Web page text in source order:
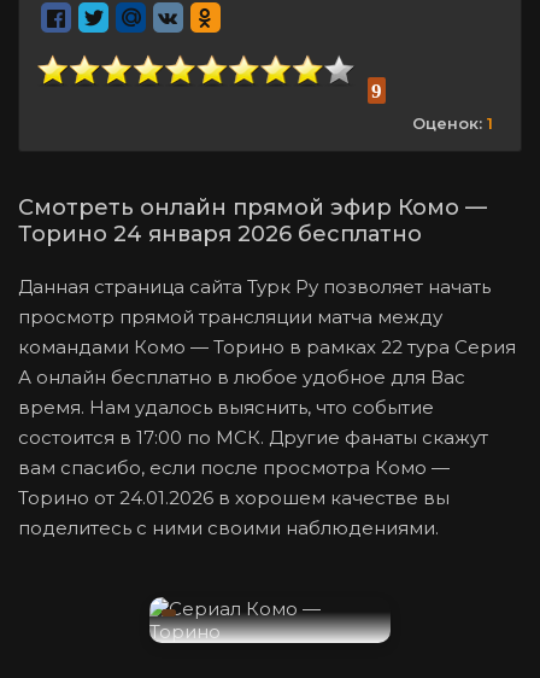
Данная страница сайта Турк Ру позволяет начать
просмотр прямой трансляции матча между
командами Комо — Торино в рамках 22 тура Серия
А онлайн бесплатно в любое удобное для Вас
время. Нам удалось выяснить, что событие
состоится в 17:00 по МСК. Другие фанаты скажут
вам спасибо, если после просмотра Комо —
Торино от 24.01.2026 в хорошем качестве вы
поделитесь с ними своими наблюдениями.
Смотреть онлайн прямой эфир Комо —
Торино 24 января 2026 бесплатно
9
Оценок: 1